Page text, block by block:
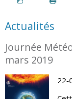
Actualités
Journée
mars 2019
22-